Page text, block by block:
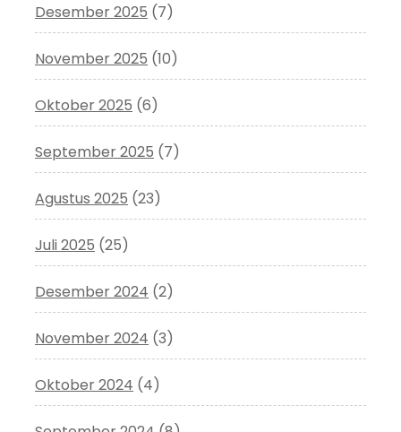
Desember 2025 (7)
November 2025 (10)
Oktober 2025 (6)
September 2025 (7)
Agustus 2025 (23)
Juli 2025 (25)
Desember 2024 (2)
November 2024 (3)
Oktober 2024 (4)